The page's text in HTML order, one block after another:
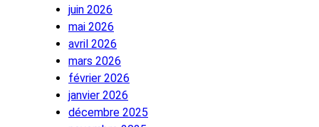
juin 2026
mai 2026
avril 2026
mars 2026
février 2026
janvier 2026
décembre 2025